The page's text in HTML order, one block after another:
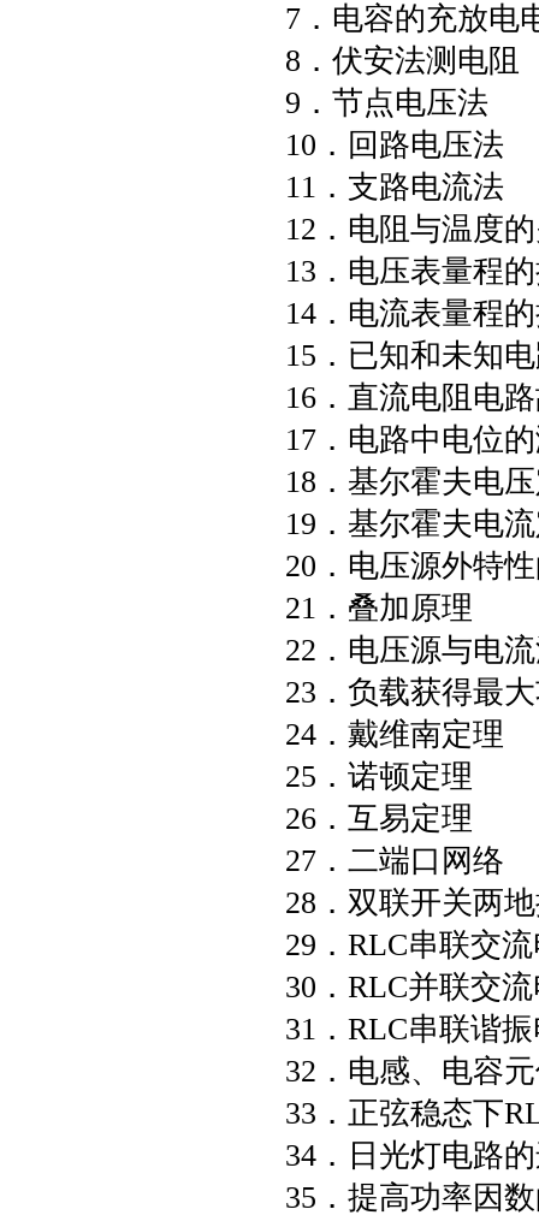
7．电容的充放电
8．伏安法测电阻
9．节点电压法
10．回路电压法
11．支路电流法
12．电阻与温度
13．电压表量程
14．电流表量程
15．已知和未知
16．直流电阻电
17．电路中电位
18．基尔霍夫电
19．基尔霍夫电
20．电压源外特
21．叠加原理
22．电压源与电
23．负载获得最
24．戴维南定理
25．诺顿定理
26．互易定理
27．二端口网络
28．双联开关两
29．RLC串联交
30．RLC并联交
31．RLC串联谐
32．电感、电容
33．正弦稳态下
34．日光灯电路
35．提高功率因